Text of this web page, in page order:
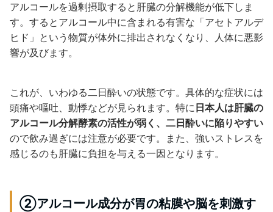
アルコールを過剰摂取すると肝臓の分解機能が低下しま
す。するとアルコール中に含まれる有害な「アセトアルデ
ヒド」という物質が体外に排出されなくなり、人体に悪影
響が及びます。
これが、いわゆる二日酔いの状態です。具体的な症状には
頭痛や嘔吐、動悸などが見られます。特に 日本人は肝臓の
アルコール分解酵素の活性が弱く、二日酔いに陥りやすい
ので飲み過ぎには注意が必要です。また、強いストレスを
感じるのも肝臓に負担を与える一因となります。
②アルコール成分が胃の粘膜や脳を刺激す